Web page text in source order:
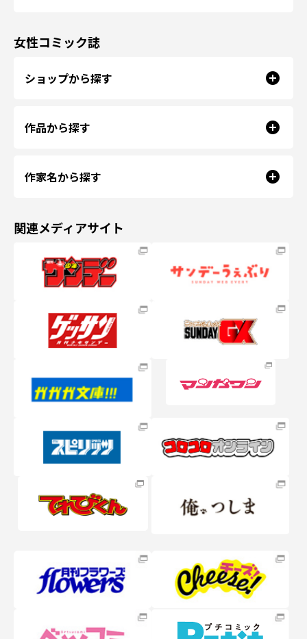
女性コミック誌
ショップから探す
作品から探す
作家名から探す
関連メディアサイト